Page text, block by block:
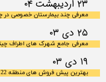
۲۳ اردیبهشت ۰۴
معرفی چند بیمارستان خصوصی در
۲۵ دی ۰۳
معرفی جامع شهرک‌ های اطراف
۱۹ دی ۰۳
بهترین پیش فروش های منطقه 22 برای سال 1403